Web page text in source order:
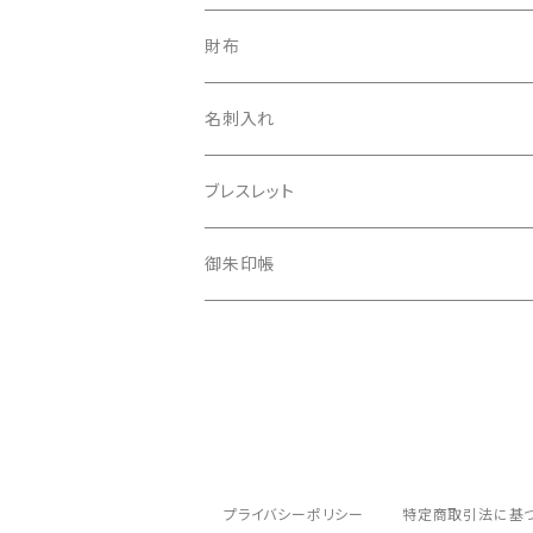
財布
フルジップ財布
二つ折財布
長財布
名刺入れ
ブレスレット
御朱印帳
プライバシーポリシー 特定商取引法に基